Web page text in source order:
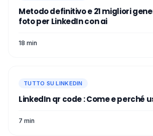
Metodo definitivo e 21 migliori
foto per LinkedIn con ai
18 min
TUTTO SU LINKEDIN
LinkedIn qr code : Come e perché
7 min